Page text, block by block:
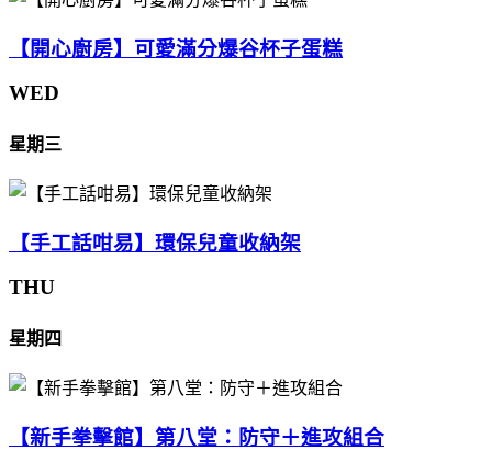
【開心廚房】可愛滿分爆谷杯子蛋糕
WED
星期三
【手工話咁易】環保兒童收納架
THU
星期四
【新手拳擊館】第八堂：防守＋進攻組合